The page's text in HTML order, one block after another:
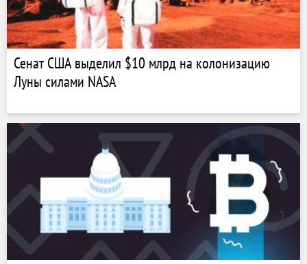
Сенат США выделил $10 млрд на колонизацию
Луны силами NASA